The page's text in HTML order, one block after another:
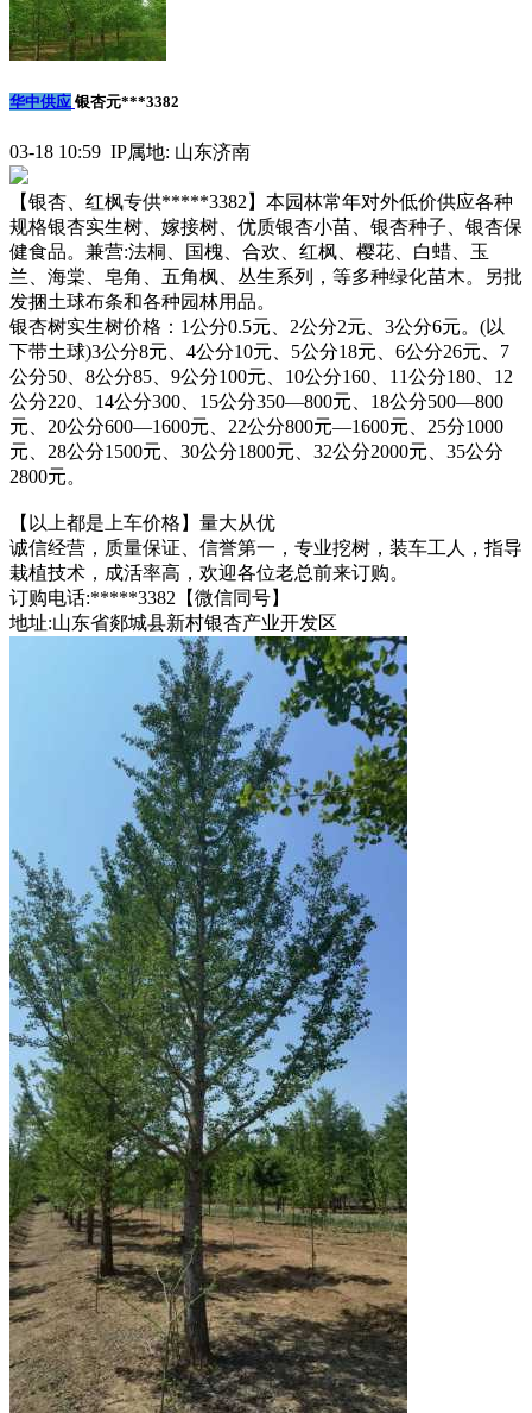
华中供应 银杏元***3382
03-18 10:59 IP属地: 山东济南
【银杏、红枫专供*****3382】本园林常年对外低价供应各种
规格银杏实生树、嫁接树、优质银杏小苗、银杏种子、银杏保
健食品。兼营:法桐、国槐、合欢、红枫、樱花、白蜡、玉
兰、海棠、皂角、五角枫、丛生系列，等多种绿化苗木。另批
发捆土球布条和各种园林用品。
银杏树实生树价格：1公分0.5元、2公分2元、3公分6元。(以
下带土球)3公分8元、4公分10元、5公分18元、6公分26元、7
公分50、8公分85、9公分100元、10公分160、11公分180、12
公分220、14公分300、15公分350—800元、18公分500—800
元、20公分600—1600元、22公分800元—1600元、25分1000
元、28公分1500元、30公分1800元、32公分2000元、35公分
2800元。
【以上都是上车价格】量大从优
诚信经营，质量保证、信誉第一，专业挖树，装车工人，指导
栽植技术，成活率高，欢迎各位老总前来订购。
订购电话:*****3382【微信同号】
地址:山东省郯城县新村银杏产业开发区